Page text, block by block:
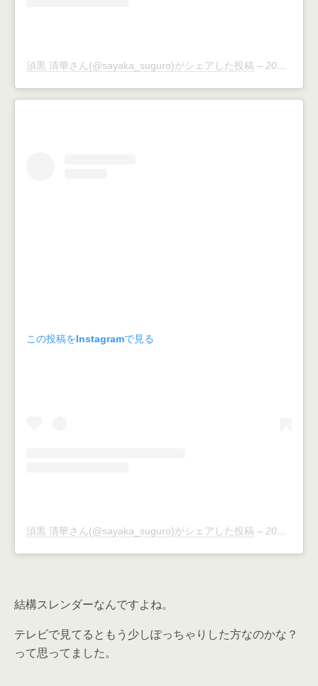
須黒 清華さん(@sayaka_suguro)がシェアした投稿 – 2019年 5月月18日午前3時07分PDT
この投稿をInstagramで見る
須黒 清華さん(@sayaka_suguro)がシェアした投稿 – 2019年 4月月2日午前2時23分PDT
結構スレンダーなんですよね。
テレビで見てるともう少しぽっちゃりした方なのかな？
って思ってました。